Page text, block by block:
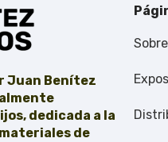
Juan Benítez
dedicada a la
de